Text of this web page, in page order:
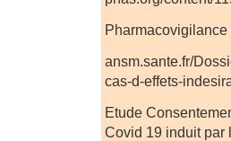
Pharmacovigilance
ansm.sante.fr/
cas-d-effets-
Etude
Covid 19 induit par